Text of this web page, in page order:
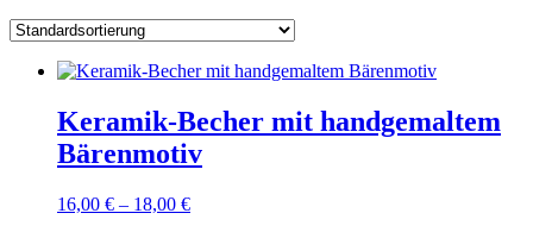
Keramik-Becher mit handgemaltem
Bärenmotiv
16,00 € – 18,00 €